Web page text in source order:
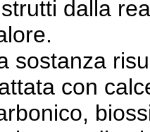
dalla
sostanza
con